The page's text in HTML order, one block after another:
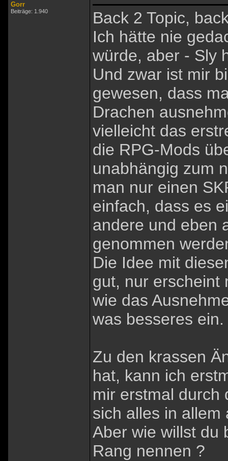
Gorr
Beiträge: 1.940
Back 2 Topic,
Ich hätte nie
würde, aber - Sly
Und zwar ist mir
gewesen, dass
Drachen
vielleicht das
die RPG-Mods
unabhängig zum
man nur einen
einfach, dass es
andere und eben
genommen
Die Idee mit
gut, nur erscheint
wie das
was besseres ein.
Zu den krassen
hat, kann ich
mir erstmal durch
sich alles in allem
Aber wie willst du
Rang nennen ?